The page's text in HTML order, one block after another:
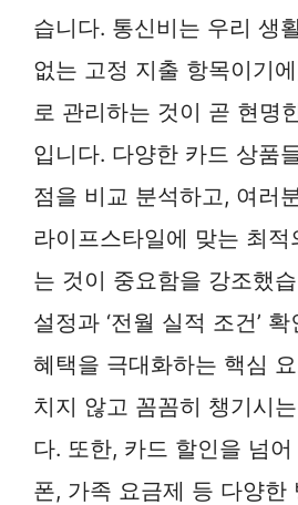
습니다. 통신비는 우리 생
없는 고정 지출 항목이기
로 관리하는 것이 곧 현명
입니다. 다양한 카드 상품
점을 비교 분석하고, 여러
라이프스타일에 맞는 최
는 것이 중요함을 강조했습
설정과 ‘전월 실적 조건’
혜택을 극대화하는 핵심
치지 않고 꼼꼼히 챙기시
다. 또한, 카드 할인을 넘
폰, 가족 요금제 등 다양한